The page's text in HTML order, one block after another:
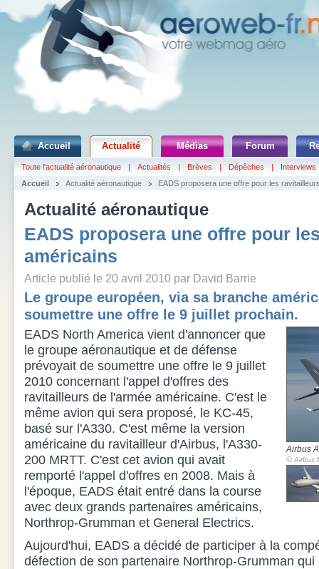
Accueil Actualité Médias Forum
Toute l'actualité aéronautique | Actualités | Brèves | Dépêches |
Interviews
Accueil
Actualité aéronautique EADS proposera une offre pour les
Actualité aéronautique
EADS proposera une offre pour
américains
Article publié le 20 avril 2010 par David Barrie
Le groupe européen, via sa branche
soumettre une offre le 9 juillet prochain.
Airbus
© Airbus
EADS North America vient d'annoncer que
le groupe aéronautique et de défense
prévoyait de soumettre une offre le 9 juillet
2010 concernant l'appel d'offres des
ravitailleurs de l'armée américaine. C'est le
même avion qui sera proposé, le KC-45,
basé sur l'A330. C'est même la version
américaine du ravitailleur d'Airbus, l'A330-
200 MRTT. C'est cet avion qui avait
remporté l'appel d'offres en 2008. Mais à
l'époque, EADS était entré dans la course
avec deux grands partenaires américains,
Northrop-Grumman et General Electrics.
Aujourd'hui, EADS a décidé de participer à la
défection de son partenaire Northrop-Grumman